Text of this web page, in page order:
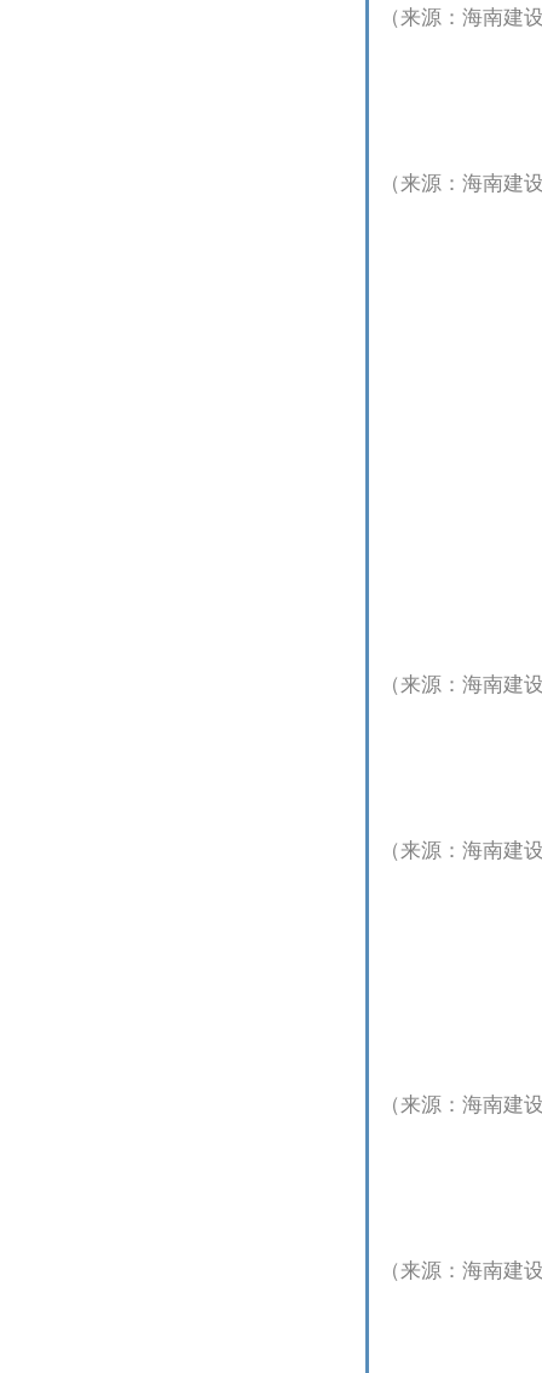
（来源：海南建
（来源：海南建
（来源：海南建
（来源：海南建
（来源：海南建
（来源：海南建